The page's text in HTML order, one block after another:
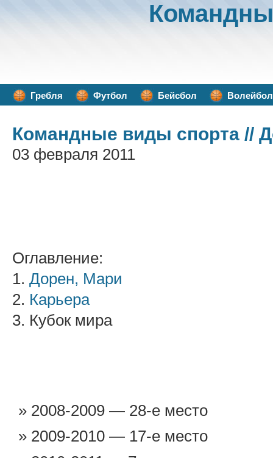
Гребля Футбол Бейсбол Волейбол
Командные виды спорта //
03 февраля 2011
Оглавление:
1. Дорен, Мари
2. Карьера
3. Кубок мира
2008-2009 — 28-е место
2009-2010 — 17-е место